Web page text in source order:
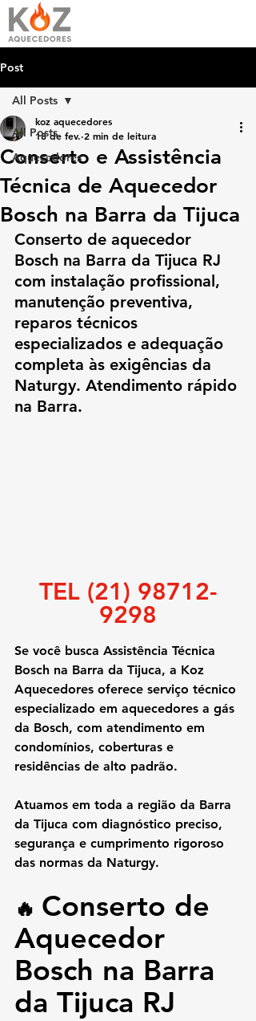
Post
All Posts
Aquecedores
All Posts
Conserto e Assistência
Técnica de Aquecedor
Bosch na Barra da Tijuca
koz aquecedores
18 de fev. 2 min de leitura
Conserto de aquecedor
Bosch na Barra da Tijuca RJ
com instalação profissional,
manutenção preventiva,
reparos técnicos
especializados e adequação
completa às exigências da
Naturgy. Atendimento rápido
na Barra.
TEL (21) 98712-
9298
Se você busca Assistência Técnica
Bosch na Barra da Tijuca, a Koz
Aquecedores oferece serviço técnico
especializado em aquecedores a gás
da Bosch, com atendimento em
condomínios, coberturas e
residências de alto padrão.
Atuamos em toda a região da Barra
da Tijuca com diagnóstico preciso,
segurança e cumprimento rigoroso
das normas da Naturgy.
🔥 Conserto de
Aquecedor
Bosch na Barra
da Tijuca RJ